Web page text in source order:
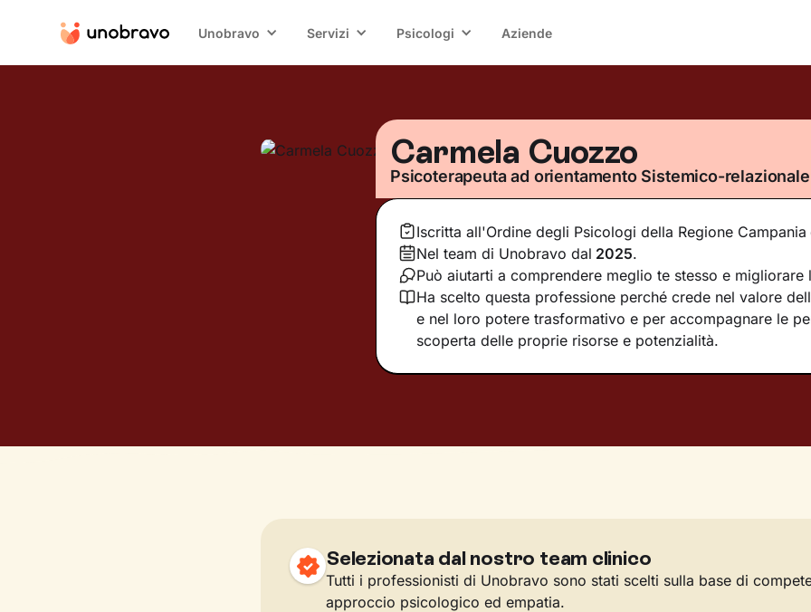
Unobravo Servizi Psicologi Aziende
Carmela Cuozzo
Psicoterapeuta ad orientamento Sistemico-relazionale
Iscritta all'Ordine degli Psicologi della Regione Campania
Nel team di Unobravo dal 2025.
Può aiutarti a comprendere meglio te stesso e migliorare
Ha scelto questa professione perché crede nel valore
e nel loro potere trasformativo e per accompagnare le
scoperta delle proprie risorse e potenzialità.
Selezionata dal nostro team clinico
Tutti i professionisti di Unobravo sono stati scelti sulla base di
approccio psicologico ed empatia.